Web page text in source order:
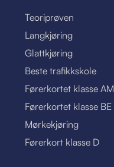
Teoriprøven
Langkjøring
Glattkjøring
Beste trafikkskole
Førerkortet klasse AM
Førerkortet klasse BE
Mørkekjøring
Førerkort klasse D